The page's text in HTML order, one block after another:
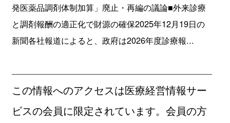
発医薬品調剤体制加算」廃止・再編の議論■外来診療
と調剤報酬の適正化で財源の確保2025年12月19日の
新聞各社報道によると、政府は2026年度診療報...
この情報へのアクセスは医療経営情報サー
ビスの会員に限定されています。会員の方